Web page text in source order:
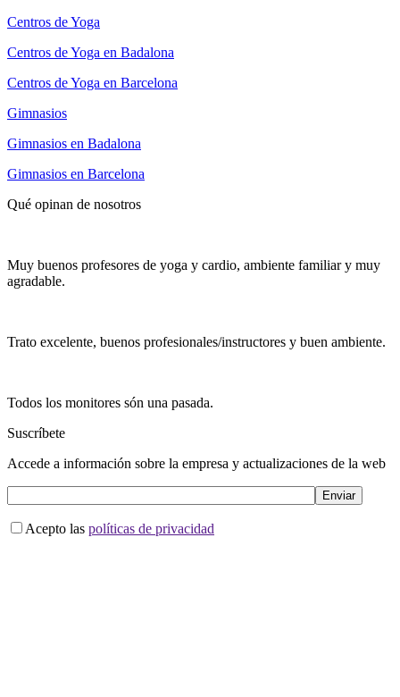
Centros de Yoga
Centros de Yoga en Badalona
Centros de Yoga en Barcelona
Gimnasios
Gimnasios en Badalona
Gimnasios en Barcelona
Qué opinan de nosotros
Muy buenos profesores de yoga y cardio, ambiente familiar y muy
agradable.
Trato excelente, buenos profesionales/instructores y buen ambiente.
Todos los monitores són una pasada.
Suscríbete
Accede a información sobre la empresa y actualizaciones de la web
Acepto las políticas de privacidad